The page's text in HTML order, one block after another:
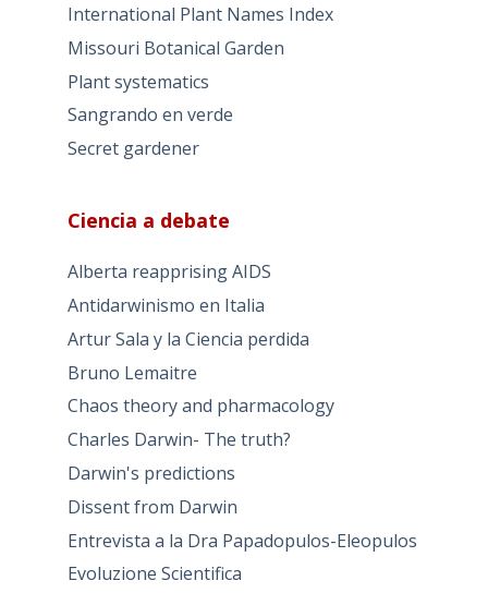
International Plant Names Index
Missouri Botanical Garden
Plant systematics
Sangrando en verde
Secret gardener
Ciencia a debate
Alberta reapprising AIDS
Antidarwinismo en Italia
Artur Sala y la Ciencia perdida
Bruno Lemaitre
Chaos theory and pharmacology
Charles Darwin- The truth?
Darwin's predictions
Dissent from Darwin
Entrevista a la Dra Papadopulos-Eleopulos
Evoluzione Scientifica